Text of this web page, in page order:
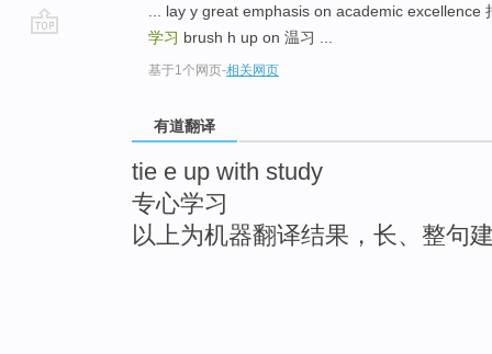
... lay y great emphasis on academic excellence
学习 brush h up on 温习 ...
基于1个网页-相关网页
有道翻译
tie e up with study
专心学习
以上为机器翻译结果，长、整句